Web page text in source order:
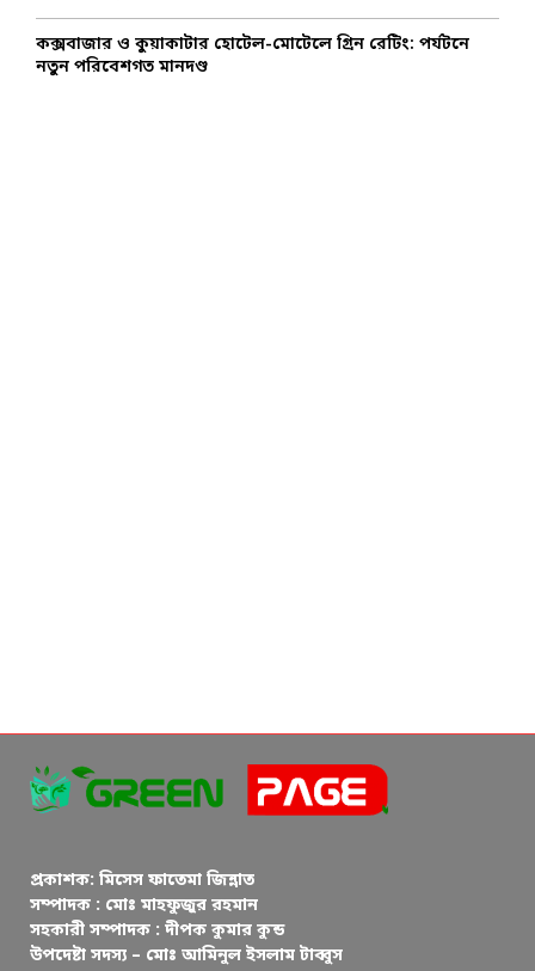
কক্সবাজার ও কুয়াকাটার হোটেল-মোটেলে গ্রিন রেটিং: পর্যটনে
নতুন পরিবেশগত মানদণ্ড
প্রকাশক: মিসেস ফাতেমা জিন্নাত
সম্পাদক : মোঃ মাহফুজুর রহমান
সহকারী সম্পাদক : দীপক কুমার কুন্ড
উপদেষ্টা সদস্য – মোঃ আমিনুল ইসলাম টাব্বুস